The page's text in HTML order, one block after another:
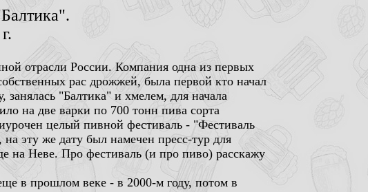
отрасли России. Компания одна из первых
рас дрожжей, была первой кто начал
занялась "Балтика" и хмелем, для начала
на две варки по 700 тонн пива сорта
целый пивной фестиваль - "Фестиваль
эту же дату был намечен пресс-тур для
на Неве. Про фестиваль (и про пиво) расскажу
в прошлом веке - в 2000-м году, потом в